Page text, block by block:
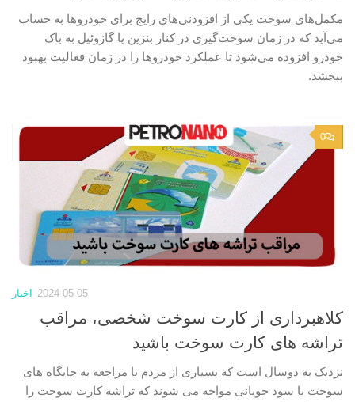
مکمل‌های سوخت یکی از افزودنی‌های رایج برای خودرو‌ها به حساب
می‌آید که در زمان سوخت‌گیری در کنار بنزین یا گازوئیل به باک
خودرو افزوده می‌شود تا عملکرد خودرو‌ها را در زمان فعالیت بهبود
ببخشد.
0
اخبار 2024-05-05
کلاهبرداری از کارت سوخت شخصی، مراقب
تراشه های کارت سوخت باشید
نزدیک به دوسال است که بسیاری از مردم با مراجعه به جایگاه های
سوخت با سود جویانی مواجه می شوند که تراشه کارت سوخت را